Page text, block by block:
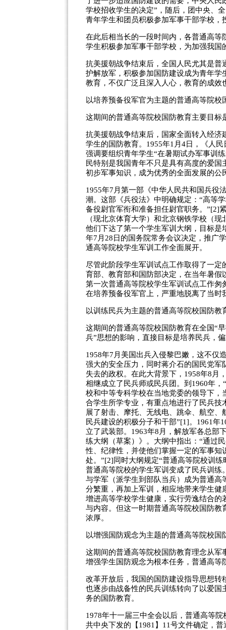
学校招收学生的决定”，随后，团中央、
青年学生和团员积极参加军事干部学校，
在此后相当长的一段时间内，各普通高
学生积极参加军事干部学校，为加强我国
抗美援朝战争结束后，全国人民尤其是
护解放军，积极参加国防建设成为青年
教育，不仅广泛且深入人心，教育的成
以培养预备役军官为主题的普通高等院校
这期间的普通高等院校国防教育主要目
抗美援朝战争结束后，国家全面转入经
学生的国防教育。1955年1月4日，《人
强调要组织青年学生“在暑期试办军事训
民特别是我国青年不只是具有高度的爱
初步军事知识，成为优秀的全面发展的公
1955年7月第一部《中华人民共和国兵役
潮。这部《兵役法》中明确规定：“高等
备役尉官军衔和准备担任尉官职务。”[2]
（现北京体育大学）和北京钢铁学校（
他们下达了第一个学生军训大纲，目标
年7月28日的国务院常务会议决定，推广
通高等院校学生军训工作全面展开。
尽管此阶段学生军训试点工作取得了一
育部、教育部和国防部决定，在当年暑
第一次普通高等院校学生军训试点工作
在培养预备役军官上，严重地脱离了当时
以训练民兵为主题的普通高等院校国防教
这期间的普通高等院校国防教育在全国“
兵”思想的影响，直接目标是培养民兵，
1958年7月美国出兵入侵黎巴嫩，这不仅
强大的安全压力，同时蒋介石的国民党军
失去的政权。在此大背景下，1958年8月
相继成立了民兵师或民兵团。到1960年
校和中等专科学校在当地党委的领导下
合学生所学专业，有重点地进行了民兵
展了射击、摩托、无线电、跳伞、航空
民兵建设的积极分子和干部”[1]。1961年
立了武装部。1963年8月，解放军各总部
练大纲（草案）》。大纲中指出：“通过
性、纪律性，并使他们掌握一定的军事
处。”[2]同时大纲规定“普通高等院校训
普通高等院校的学生军训变成了民兵训
与学军（派学生到部队当兵）成为普通
分繁重，再加上军训，相应地带来学生
增进高等学校学生健康，实行劳逸结合
与内容。但这一时期普通高等院校国防教
浓厚。
以增强国防观念为主题的普通高等院校国
这期间的普通高等院校国防教育理念从
增强学生国防观念为根本任务，普通高
改革开放后，我国的国防建设指导思想
也逐步由战备性的民兵训练转向了以爱
务的国防教育。
1978年十一届三中全会以后，普通高等
共中央下发的【1981】11号文件确定，